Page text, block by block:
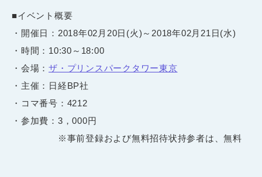
■イベント概要
・開催日：2018年02月20日(火)～2018年02月21日(水)
・時間：10:30～18:00
・会場： ザ・プリンスパークタワー東京
・主催：日経BP社
・コマ番号：4212
・参加費：3，000円
※事前登録および無料招待状持参者は、無料